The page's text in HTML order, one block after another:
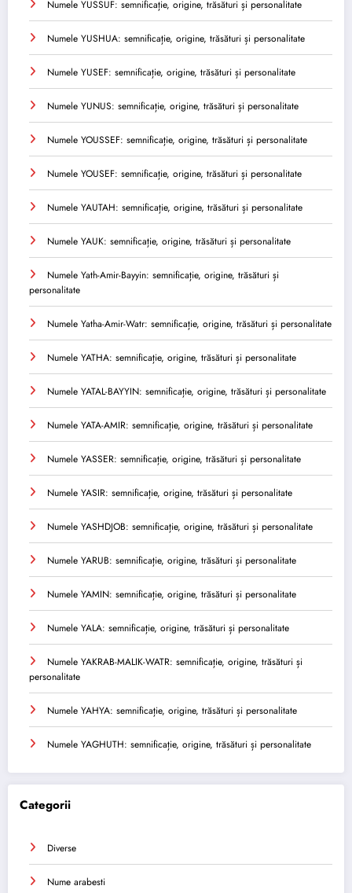
Numele YUSSUF: semnificație, origine, trăsături și personalitate
Numele YUSHUA: semnificație, origine, trăsături și personalitate
Numele YUSEF: semnificație, origine, trăsături și personalitate
Numele YUNUS: semnificație, origine, trăsături și personalitate
Numele YOUSSEF: semnificație, origine, trăsături și personalitate
Numele YOUSEF: semnificație, origine, trăsături și personalitate
Numele YAUTAH: semnificație, origine, trăsături și personalitate
Numele YAUK: semnificație, origine, trăsături și personalitate
Numele Yath-Amir-Bayyin: semnificație, origine, trăsături și
personalitate
Numele Yatha-Amir-Watr: semnificație, origine, trăsături și personalitate
Numele YATHA: semnificație, origine, trăsături și personalitate
Numele YATAL-BAYYIN: semnificație, origine, trăsături și personalitate
Numele YATA-AMIR: semnificație, origine, trăsături și personalitate
Numele YASSER: semnificație, origine, trăsături și personalitate
Numele YASIR: semnificație, origine, trăsături și personalitate
Numele YASHDJOB: semnificație, origine, trăsături și personalitate
Numele YARUB: semnificație, origine, trăsături și personalitate
Numele YAMIN: semnificație, origine, trăsături și personalitate
Numele YALA: semnificație, origine, trăsături și personalitate
Numele YAKRAB-MALIK-WATR: semnificație, origine, trăsături și
personalitate
Numele YAHYA: semnificație, origine, trăsături și personalitate
Numele YAGHUTH: semnificație, origine, trăsături și personalitate
Categorii
Diverse
Nume arabesti